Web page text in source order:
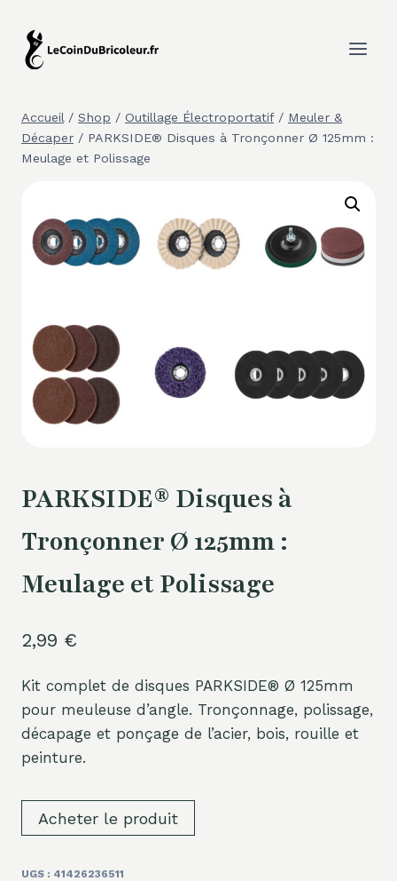
contenu
Accueil / Shop / Outillage Électroportatif / Meuler &
Décaper / PARKSIDE® Disques à Tronçonner Ø 125mm :
Meulage et Polissage
PARKSIDE® Disques à
Tronçonner Ø 125mm :
Meulage et Polissage
2,99 €
Kit complet de disques PARKSIDE® Ø 125mm
pour meuleuse d’angle. Tronçonnage, polissage,
décapage et ponçage de l’acier, bois, rouille et
peinture.
Acheter le produit
UGS : 41426236511